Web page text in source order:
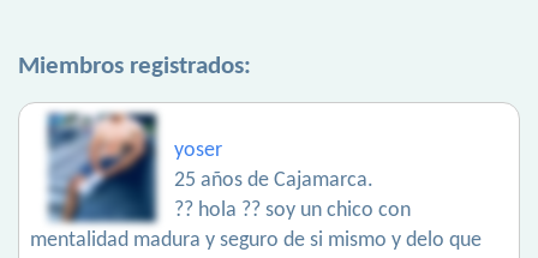
Miembros registrados:
yoser
25 años de Cajamarca.
?? hola ?? soy un chico con
mentalidad madura y seguro de si mismo y delo que